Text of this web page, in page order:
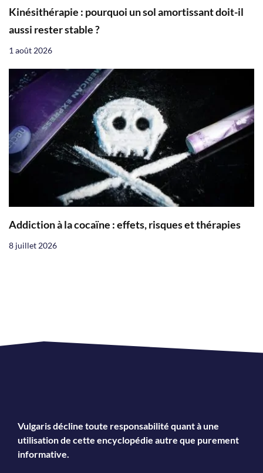
Kinésithérapie : pourquoi un sol amortissant doit-il
aussi rester stable ?
1 août 2026
Addiction à la cocaïne : effets, risques et thérapies
8 juillet 2026
Vulgaris décline toute responsabilité quant à une
utilisation de cette encyclopédie autre que purement
informative.